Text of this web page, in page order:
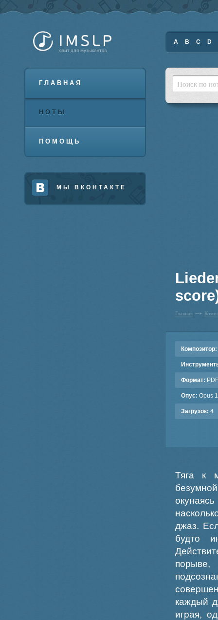
ГЛАВНАЯ
НОТЫ
ПОМОЩЬ
МЫ ВКОНТАКТЕ
A B C D
Главная
Композитор:
Формат: PDF
Опус: Opus
Загрузок: 4
Тяга к
джаз.
будто
каждый
играя,